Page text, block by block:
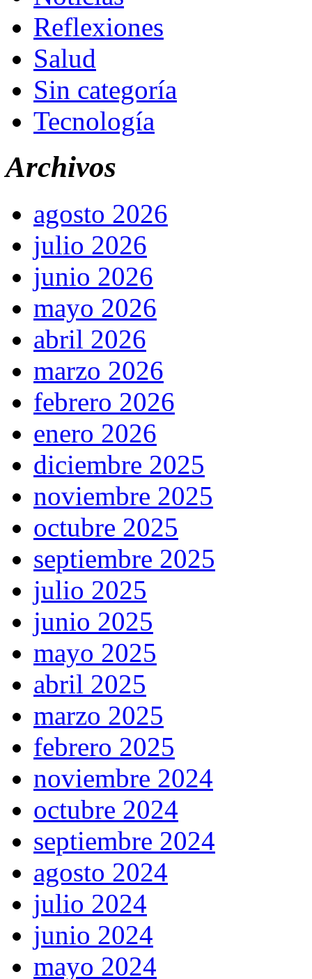
Reflexiones
Salud
Sin categoría
Tecnología
Archivos
agosto 2026
julio 2026
junio 2026
mayo 2026
abril 2026
marzo 2026
febrero 2026
enero 2026
diciembre 2025
noviembre 2025
octubre 2025
septiembre 2025
julio 2025
junio 2025
mayo 2025
abril 2025
marzo 2025
febrero 2025
noviembre 2024
octubre 2024
septiembre 2024
agosto 2024
julio 2024
junio 2024
mayo 2024